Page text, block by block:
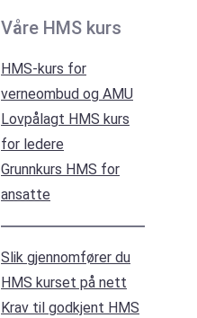
Våre HMS kurs
HMS-kurs for
verneombud og AMU
Lovpålagt HMS kurs
for ledere
Grunnkurs HMS for
ansatte
Slik gjennomfører du
HMS kurset på nett
Krav til godkjent HMS